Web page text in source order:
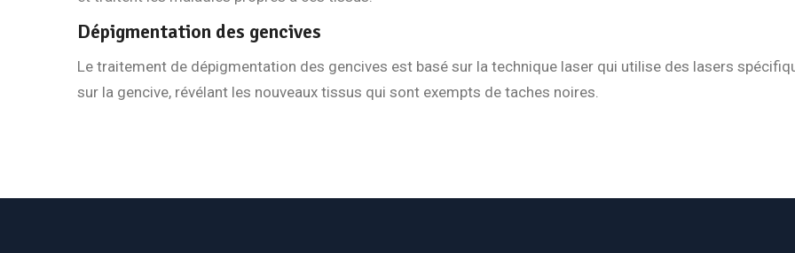
Dépigmentation des gencives
Le traitement de dépigmentation des gencives est basé sur la technique laser qui utilise des lasers
sur la gencive, révélant les nouveaux tissus qui sont exempts de taches noires.